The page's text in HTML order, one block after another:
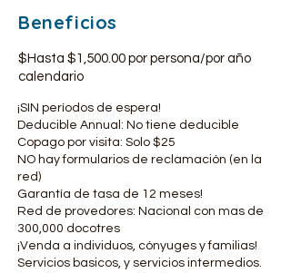
Beneficios
$Hasta $1,500.00 por persona/por año
calendario
¡SIN períodos de espera!
Deducible Annual: No tiene deducible
Copago por visita: Solo $25
NO hay formularios de reclamación (en la
red)
Garantía de tasa de 12 meses!
Red de provedores: Nacional con mas de
300,000 docotres
¡Venda a individuos, cónyuges y familias!
Servicios basicos, y servicios intermedios.